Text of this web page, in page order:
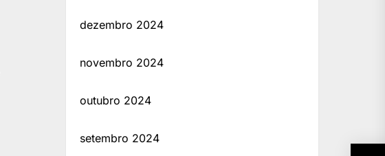
dezembro 2024
novembro 2024
outubro 2024
setembro 2024